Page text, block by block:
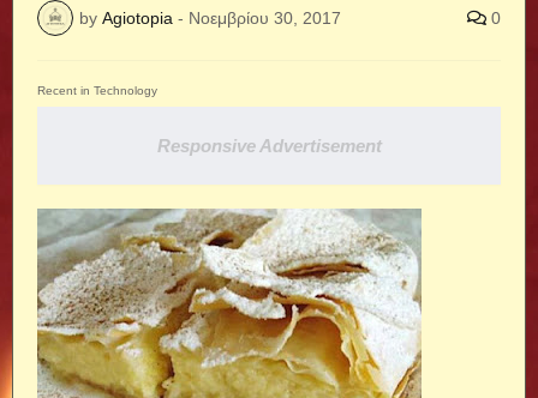
by Agiotopia - Νοεμβρίου 30, 2017 0
Recent in Technology
Responsive Advertisement